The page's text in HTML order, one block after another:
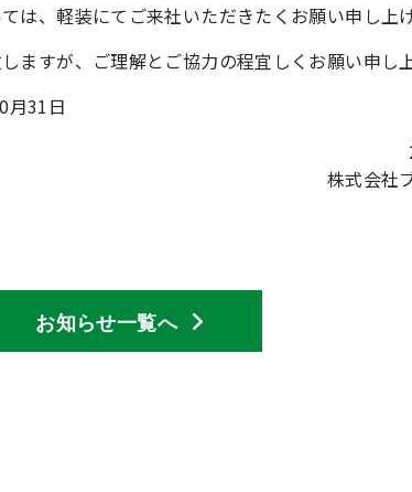
は、軽装にてご来社いただきたくお願い申し上げ
ますが、ご理解とご協力の程宜しくお願い申し上
月31日
株式会社
お知らせ一覧へ